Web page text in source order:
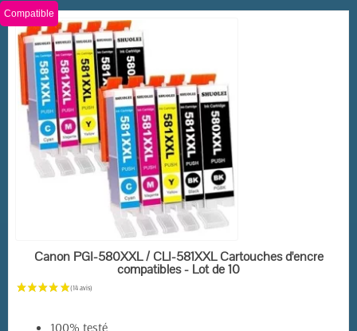
(11 avis)
EN STOCK
Compatible
Canon PGI-580XXL / CLI-581XXL Cartouches d'encre
compatibles - Lot de 10
100% testé